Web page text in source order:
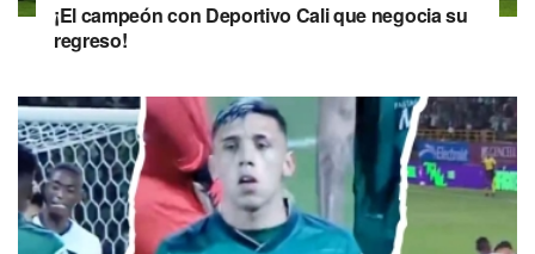
¡El campeón con Deportivo Cali que negocia su
regreso!